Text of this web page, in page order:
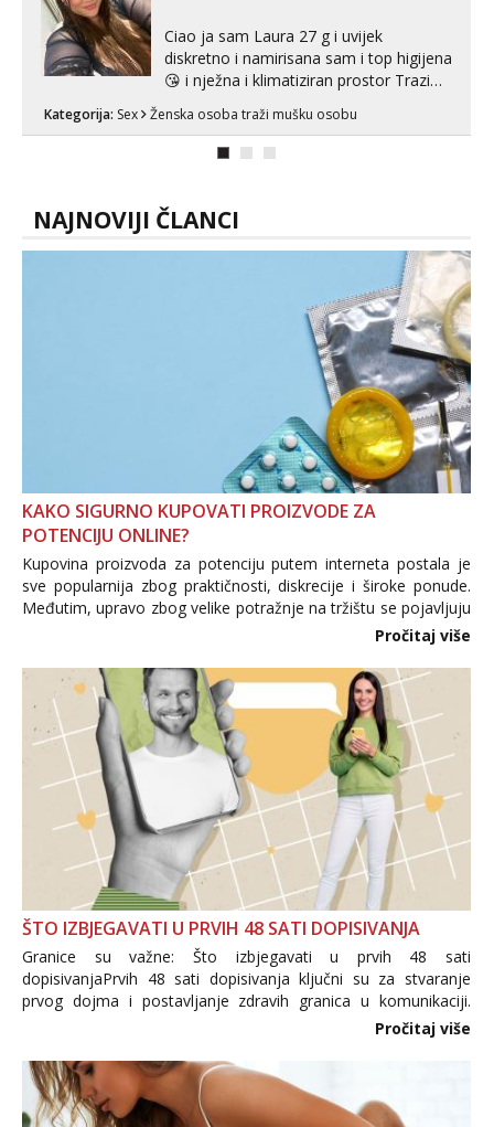
Ciao ja sam Laura 27 g i uvijek
diskretno i namirisana sam i top higijena
😘 i nježna i klimatiziran prostor Trazim
Pusenje i gutanje sperme Erotsko rublje
imam uvijek Lizati me mozes i ljubiti po
Kategorija: Sex Ženska osoba traži mušku osobu
NAJNOVIJI ČLANCI
KAKO SIGURNO KUPOVATI PROIZVODE ZA
POTENCIJU ONLINE?
Kupovina proizvoda za potenciju putem interneta postala je
sve popularnija zbog praktičnosti, diskrecije i široke ponude.
Međutim, upravo zbog velike potražnje na tržištu se pojavljuju
i brojni krivotvoreni proizvodi, nepouzdane internetske
Pročitaj više
ŠTO IZBJEGAVATI U PRVIH 48 SATI DOPISIVANJA
Granice su važne: Što izbjegavati u prvih 48 sati
dopisivanjaPrvih 48 sati dopisivanja ključni su za stvaranje
prvog dojma i postavljanje zdravih granica u komunikaciji.
Važno je izbjeći prebrzo otkrivanje osobnih ili intimnih
informacija, jer nepoznata osoba još nije zaslužila to
povjerenje. Takođe...
Pročitaj više